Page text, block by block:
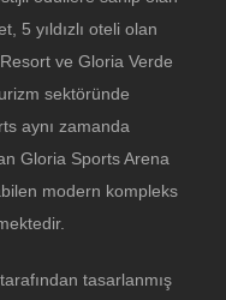
5 yıldızlı oteli olan
ve Gloria Verde
sektöründe
aynı zamanda
Gloria Sports Arena
modern kompleks
tasarlanmış